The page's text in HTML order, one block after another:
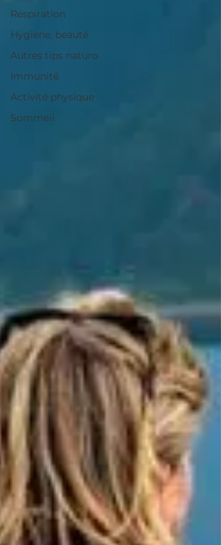
Respiration
Hygiène, beauté
Autres tips naturo
Immunité
Activité physique
Sommeil